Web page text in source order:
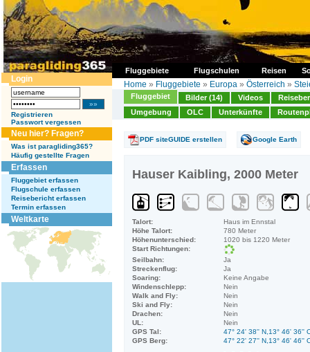
Fluggebiete Flugschulen Reisen
Login
Registrieren
Passwort vergessen
Neu hier? Fragen?
Was ist paragliding365?
Häufig gestellte Fragen
Erfassen
Fluggebiet erfassen
Flugschule erfassen
Reisebericht erfassen
Termin erfassen
Weltkarte
Home » Fluggebiete » Europa » Österreich »
Fluggebiet Bilder (14) Videos
Umgebung
OLC Unterkünfte
PDF siteGUIDE erstellen Google Earth
Hauser Kaibling, 2000 Meter
Talort:
Haus im Ennstal
Höhe Talort:
780 Meter
Höhenunterschied:
1020 bis 1220 Meter
Start Richtungen:
Seilbahn:
Ja
Streckenflug:
Ja
Soaring:
Keine Angabe
Windenschlepp:
Nein
Walk and Fly:
Nein
Ski and Fly:
Nein
Drachen:
Nein
UL:
Nein
GPS Tal:
47° 24' 38'' N,13° 46' 36''
GPS Berg:
47° 22' 27'' N,13° 46' 46''